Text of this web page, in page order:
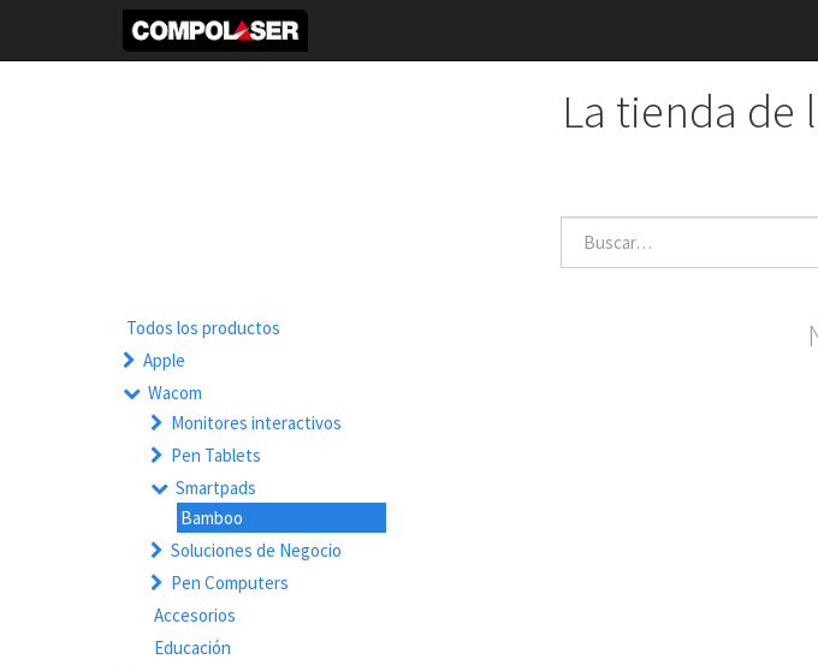
La tienda de
Todos los productos
Apple
Wacom
Monitores interactivos
Pen Tablets
Smartpads
Bamboo
Soluciones de Negocio
Pen Computers
Accesorios
Educación